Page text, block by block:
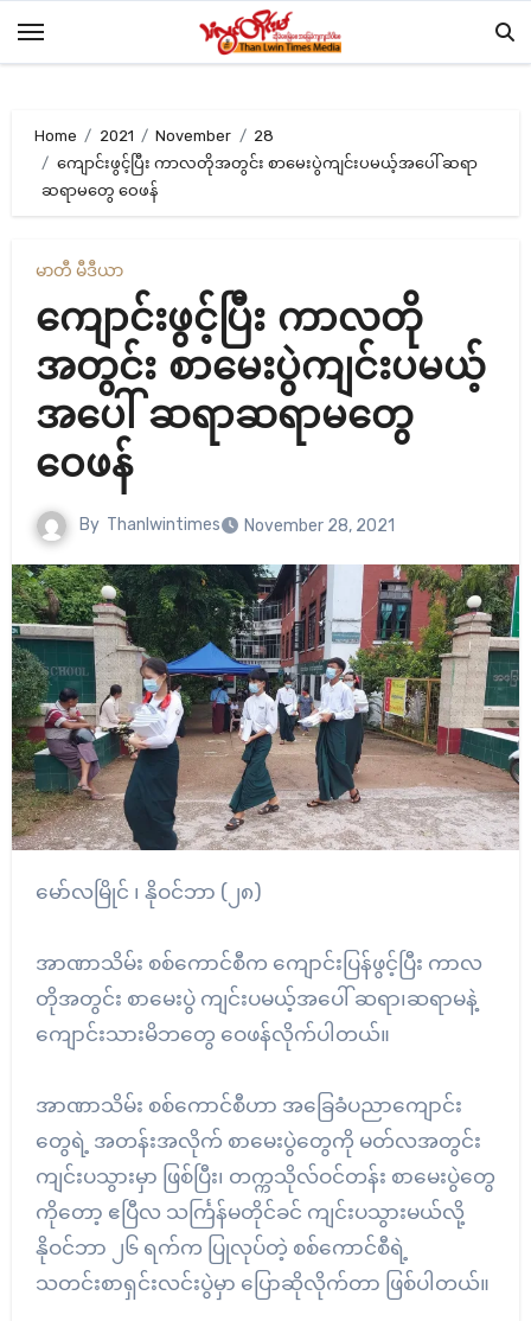
Home 2021 November
28
ကျောင်းဖွင့်ပြီး ကာလတိုအတွင်း စာမေးပွဲကျင်းပမယ့်အပေါ် ဆရာ
ဆရာမတွေ ဝေဖန်
မာတီ မီဒီယာ
ကျောင်းဖွင့်ပြီး ကာလတို
အတွင်း စာမေးပွဲကျင်းပမယ့်
အပေါ် ဆရာဆရာမတွေ
ဝေဖန်
By Thanlwintimes November 28, 2021
မော်လမြိုင် ၊ နိုဝင်ဘာ (၂၈)
အာဏာသိမ်း စစ်ကောင်စီက ကျောင်းပြန်ဖွင့်ပြီး ကာလ
တိုအတွင်း စာမေးပွဲ ကျင်းပမယ့်အပေါ် ဆရာ၊ဆရာမနဲ့
ကျောင်းသားမိဘတွေ ဝေဖန်လိုက်ပါတယ်။
အာဏာသိမ်း စစ်ကောင်စီဟာ အခြေခံပညာကျောင်း
တွေရဲ့ အတန်းအလိုက် စာမေးပွဲတွေကို မတ်လအတွင်း
ကျင်းပသွားမှာ ဖြစ်ပြီး၊ တက္ကသိုလ်ဝင်တန်း စာမေးပွဲတွေ
ကိုတော့ ဧပြီလ သင်္ကြန်မတိုင်ခင် ကျင်းပသွားမယ်လို့
နိုဝင်ဘာ ၂၆ ရက်က ပြုလုပ်တဲ့ စစ်ကောင်စီရဲ့
သတင်းစာရှင်းလင်းပွဲမှာ ပြောဆိုလိုက်တာ ဖြစ်ပါတယ်။